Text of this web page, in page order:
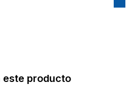
este producto